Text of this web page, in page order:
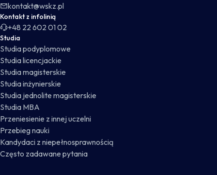
kontakt@wskz.pl
Kontakt z infolinią
+48 22 602 01 02
Studia
Studia podyplomowe
Studia licencjackie
Studia magisterskie
Studia inżynierskie
Studia jednolite magisterskie
Studia MBA
Przeniesienie z innej uczelni
Przebieg nauki
Kandydaci z niepełnosprawnością
Często zadawane pytania